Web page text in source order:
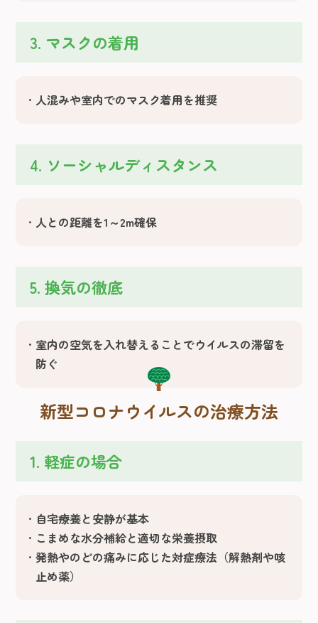
3. マスクの着用
人混みや室内でのマスク着用を推奨
4. ソーシャルディスタンス
人との距離を1～2m確保
5. 換気の徹底
室内の空気を入れ替えることでウイルスの滞留を
防ぐ
新型コロナウイルスの治療方法
1. 軽症の場合
自宅療養と安静が基本
こまめな水分補給と適切な栄養摂取
発熱やのどの痛みに応じた対症療法（解熱剤や咳
止め薬）